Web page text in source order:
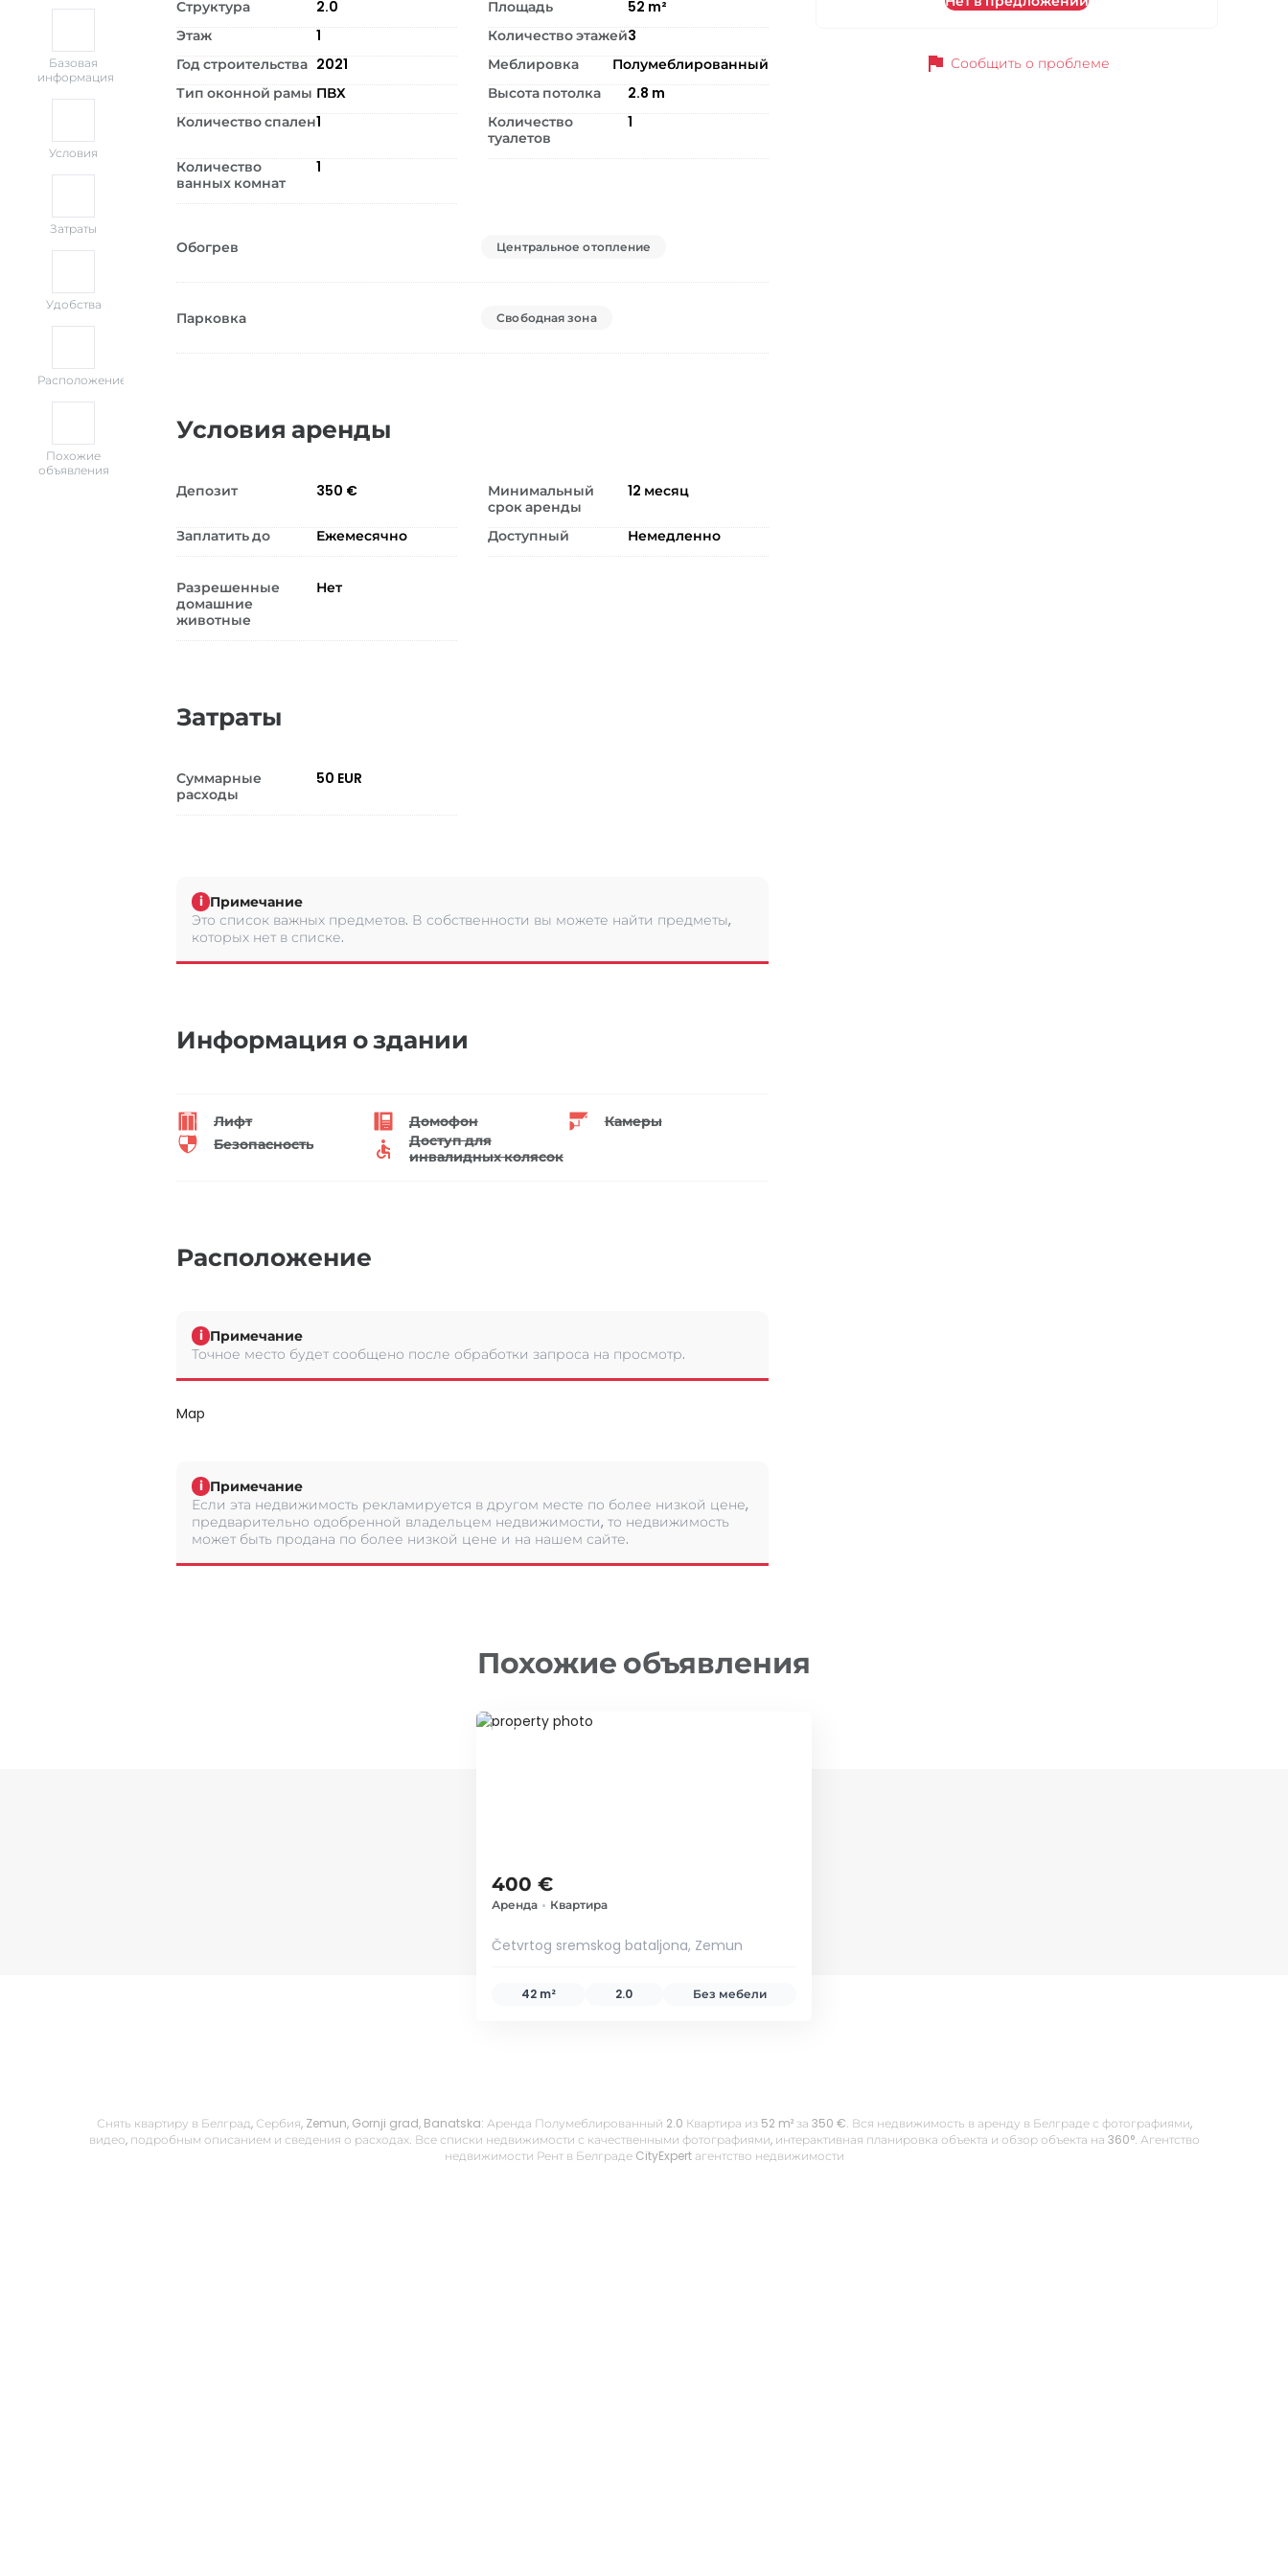
Базовая
информация
Условия
Затраты
Удобства
Расположение
Похожие
объявления
Структура 2.0 Площадь 52 m²
Этаж
1 Количество этажей3
Год строительства 2021 Меблировка
Полумеблированный
Тип оконной рамы ПВХ Высота потолка 2.8 m
Количество спален1
Количество
туалетов
1
Количество
ванных комнат
1
Обогрев Центральное отопление
Парковка Свободная зона
Условия аренды
Депозит 350 €
Минимальный
срок аренды
12 месяц
Заплатить до Ежемесячно Доступный Немедленно
Разрешенные
домашние
животные
Нет
Затраты
Суммарные
расходы
50 EUR
i Примечание
Это список важных предметов. В собственности вы можете найти предметы,
которых нет в списке.
Информация о здании
Лифт Домофон
Камеры
Безопасность
Доступ для
инвалидных колясок
Расположение
i Примечание
Точное место будет сообщено после обработки запроса на просмотр.
Map
i Примечание
Если эта недвижимость рекламируется в другом месте по более низкой цене,
предварительно одобренной владельцем недвижимости, то недвижимость
может быть продана по более низкой цене и на нашем сайте.
flag Сообщить о проблеме
Похожие объявления
ID 67398
400 €
Аренда • Квартира
Četvrtog sremskog bataljona, Zemun
42 m² 2.0 Без мебели
Снять квартиру в Белград, Сербия, Zemun, Gornji grad, Banatska: Аренда Полумеблированный 2.0 Квартира из 52 m² за 350 €. Вся недвижимость в аренду в Белграде с фотографиями,
видео, подробным описанием и сведения о расходах. Все списки недвижимости с качественными фотографиями, интерактивная планировка объекта и обзор объекта на 360°. Агентство
недвижимости Рент в Белграде CityExpert агентство недвижимости